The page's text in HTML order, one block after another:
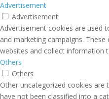
Advertisement
Advertisement
Advertisement cookies are used
and marketing campaigns.
websites and collect information
Others
Others
Other uncategorized cookies are
have not been classified into a